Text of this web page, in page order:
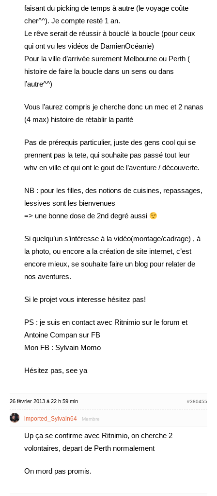
faisant du picking de temps à autre (le voyage coûte
cher^^). Je compte resté 1 an.
Le rêve serait de réussir à bouclé la boucle (pour ceux
qui ont vu les vidéos de DamienOcéanie)
Pour la ville d’arrivée surement Melbourne ou Perth (
histoire de faire la boucle dans un sens ou dans
l’autre^^)
Vous l’aurez compris je cherche donc un mec et 2 nanas
(4 max) histoire de rétablir la parité
Pas de prérequis particulier, juste des gens cool qui se
prennent pas la tete, qui souhaite pas passé tout leur
whv en ville et qui ont le gout de l’aventure / découverte.
NB : pour les filles, des notions de cuisines, repassages,
lessives sont les bienvenues
=> une bonne dose de 2nd degré aussi
Si quelqu’un s’intéresse à la vidéo(montage/cadrage) , à
la photo, ou encore a la création de site internet, c’est
encore mieux, se souhaite faire un blog pour relater de
nos aventures.
Si le projet vous interesse hésitez pas!
PS : je suis en contact avec Ritnimio sur le forum et
Antoine Compan sur FB
Mon FB : Sylvain Momo
Hésitez pas, see ya
26 février 2013 à 22 h 59 min #380455
imported_Sylvain64 Membre
Up ça se confirme avec Ritnimio, on cherche 2
volontaires, depart de Perth normalement
On mord pas promis.